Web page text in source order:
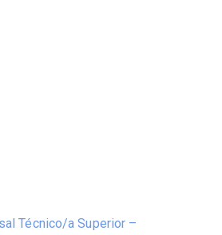
Técnico/a Superior –